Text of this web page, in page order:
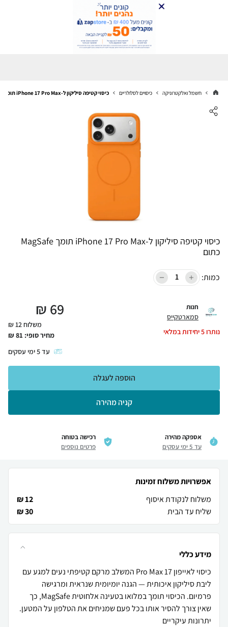
חשמל ואלקטרוניקה כיסויים לסלולריים כיסוי קטיפה סיליקון ל-iPhone 17 Pro Max תומך MagSafe כתום
כיסוי קטיפה סיליקון ל-iPhone 17 Pro Max תומך MagSafe
כתום
כמות:
חנות
סמארטקייס
נותרו5יחידות במלאי
69
₪
משלוח 12 ₪
מחיר סופי: 81
₪
עד5ימי עסקים
קניה מהירה
הוספה לעגלה
אספקה מהירה
עד 5 ימי עסקים
רכישה בטוחה
פרטים נוספים
אפשרויות משלוח זמינות
משלוח לנקודת איסוף
12 ₪
שליח עד הבית
30 ₪
מידע כללי
כיסוי לאייפון 17 Pro Max המשלב מרקם קטיפתי נעים למגע עם
ליבת סיליקון איכותית — הגנה יומיומית שנראית ומרגישה
פרמיום. הכיסוי תומך במלואו בטעינה אלחוטית MagSafe, כך